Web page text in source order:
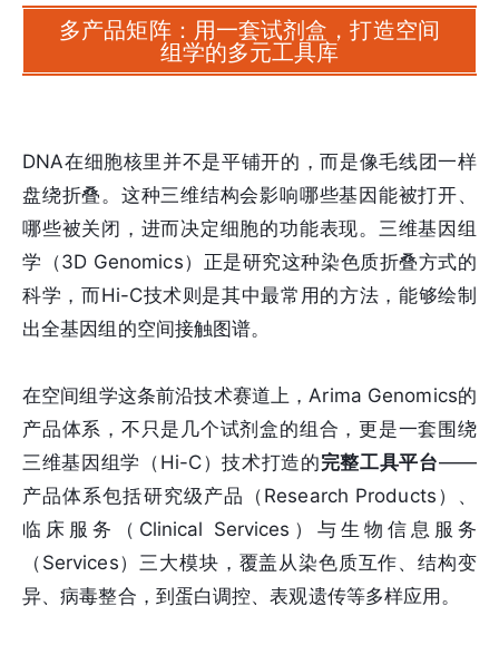
多产品矩阵：用一套试剂盒，打造空间
组学的多元工具库
DNA在细胞核里并不是平铺开的，而是像毛线团一样
盘绕折叠。这种三维结构会影响哪些基因能被打开、
哪些被关闭，进而决定细胞的功能表现。三维基因组
学（3D Genomics）正是研究这种染色质折叠方式的
科学，而Hi-C技术则是其中最常用的方法，能够绘制
出全基因组的空间接触图谱。
在空间组学这条前沿技术赛道上，Arima Genomics的
产品体系，不只是几个试剂盒的组合，更是一套围绕
三维基因组学（Hi-C）技术打造的完整工具平台——
产品体系包括研究级产品（Research Products）、
临床服务（Clinical Services）与生物信息服务
（Services）三大模块，覆盖从染色质互作、结构变
异、病毒整合，到蛋白调控、表观遗传等多样应用。